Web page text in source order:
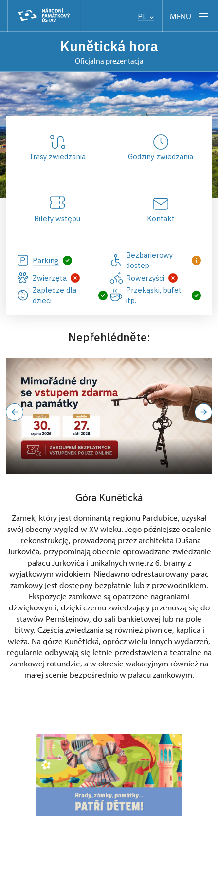
PL MENU
Kunětická hora
Oficjalna prezentacja
Trasy zwiedzania Godziny zwiedzania
Bilety wstępu Kontakt
Parking
Bezbarierowy
dostęp
Zwierzęta
Rowerzyści
Zaplecze dla
dzieci
Przekąski, bufet
itp.
Nepřehlédněte:
Góra Kunětická
Zamek, który jest dominantą regionu Pardubice, uzyskał
swój obecny wygląd w XV wieku. Jego późniejsze ocalenie
i rekonstrukcję, prowadzoną przez architekta Dušana
Jurkoviča, przypominają obecnie oprowadzane zwiedzanie
pałacu Jurkoviča i unikalnych wnętrz 6. bramy z
wyjątkowym widokiem. Niedawno odrestaurowany pałac
zamkowy jest dostępny bezpłatnie lub z przewodnikiem.
Ekspozycje zamkowe są opatrzone nagraniami
dźwiękowymi, dzięki czemu zwiedzający przenoszą się do
stawów Pernštejnów, do sali bankietowej lub na pole
bitwy. Częścią zwiedzania są również piwnice, kaplica i
wieża. Na górze Kunětická, oprócz wielu innych wydarzeń,
regularnie odbywają się letnie przedstawienia teatralne na
zamkowej rotundzie, a w okresie wakacyjnym również na
małej scenie bezpośrednio w pałacu zamkowym.